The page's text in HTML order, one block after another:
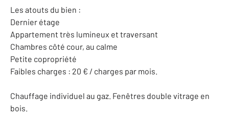
Les atouts du bien :
Dernier étage
Appartement très lumineux et traversant
Chambres côté cour, au calme
Petite copropriété
Faibles charges : 20 € / charges par mois.
Chauffage individuel au gaz. Fenêtres double vitrage en
bois.